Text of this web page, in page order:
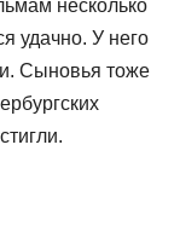
несколько
удачно. У него
Сыновья тоже